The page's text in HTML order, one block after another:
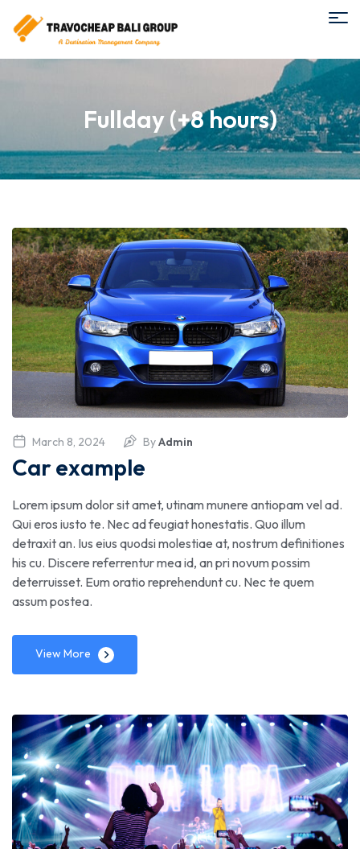
Fullday (+8 hours)
March 8, 2024 ByAdmin
Car example
Lorem ipsum dolor sit amet, utinam munere antiopam vel ad.
Qui eros iusto te. Nec ad feugiat honestatis. Quo illum
detraxit an. Ius eius quodsi molestiae at, nostrum definitiones
his cu. Discere referrentur mea id, an pri novum possim
deterruisset. Eum oratio reprehendunt cu. Nec te quem
assum postea.
View More